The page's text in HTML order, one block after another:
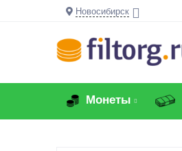
Новосибирск
Монеты